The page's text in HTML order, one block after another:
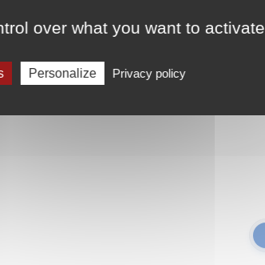
over what you want to activate
Personalize Privacy policy